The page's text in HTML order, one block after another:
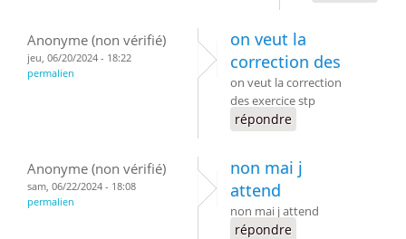
Anonyme (non vérifié)
jeu, 06/20/2024 - 18:22
permalien
on veut la
correction des
on veut la correction
des exercice stp
répondre
Anonyme (non vérifié)
sam, 06/22/2024 - 18:08
permalien
non mai j
attend
non mai j attend
répondre